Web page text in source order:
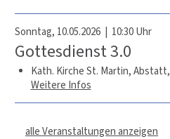
Sonntag, 10.05.2026 | 10:30 Uhr
Gottesdienst 3.0
Kath. Kirche St. Martin, Abstatt,
Weitere Infos
alle Veranstaltungen anzeigen